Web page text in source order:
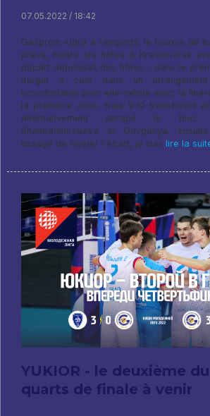
07.05.2022 / 18:42
Gazprom-Ugra a remporté le tournoi de
prévu, battre les hôtes à Krasnoïarsk
départ dépendait des hôtes - dans le
Surgut a calé dans un arrangement
inconfortable pour elle-même avec la
la première zone. frais 9:10 transformé
alternativement attrapé le bloc
Shahbanmirzaeva et Dovganya.
essayé de niveler l'écart, je suis lire la
YUKIOR - le deuxième
quarts de finale à venir